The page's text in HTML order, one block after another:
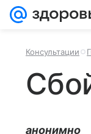
Консультации
анонимно